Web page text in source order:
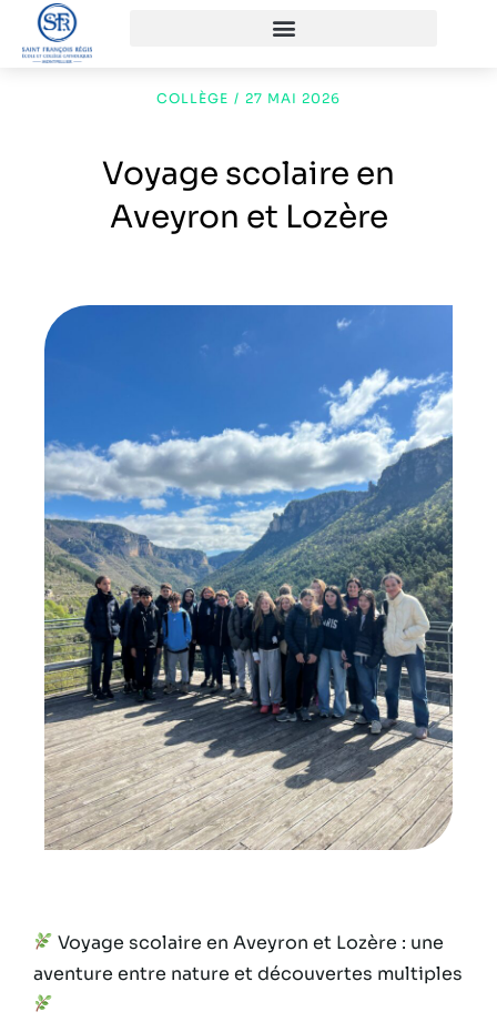
COLLÈGE / 27 MAI 2026
Voyage scolaire en
Aveyron et Lozère
Voyage scolaire en Aveyron et Lozère : une
aventure entre nature et découvertes multiples